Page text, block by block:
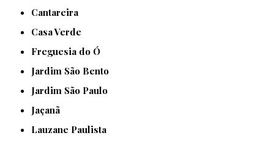
Cantareira
Casa Verde
Freguesia do Ó
Jardim São Bento
Jardim São Paulo
Jaçanã
Lauzane Paulista